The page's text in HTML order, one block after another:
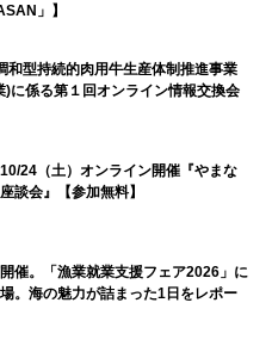
」】
型持続的肉用牛生産体制推進事業
に係る第１回オンライン情報交換会
24（土）オンライン開催『やまな
談会』【参加無料】
催。「漁業就業支援フェア2026」に
。海の魅力が詰まった1日をレポー